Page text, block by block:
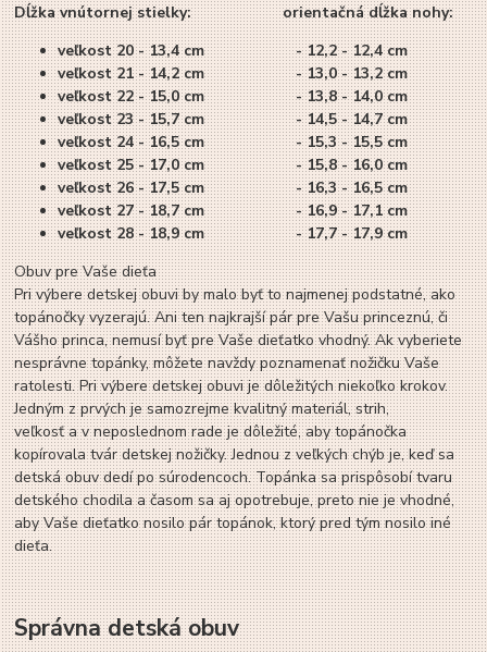
Dĺžka vnútornej stielky: orientačná dĺžka nohy:
veľkost 20 - 13,4 cm - 12,2 - 12,4 cm
veľkost 21 - 14,2 cm - 13,0 - 13,2 cm
veľkost 22 - 15,0 cm - 13,8 - 14,0 cm
veľkost 23 - 15,7 cm - 14,5 - 14,7 cm
veľkost 24 - 16,5 cm - 15,3 - 15,5 cm
veľkost 25 - 17,0 cm - 15,8 - 16,0 cm
veľkost 26 - 17,5 cm - 16,3 - 16,5 cm
veľkost 27 - 18,7 cm - 16,9 - 17,1 cm
veľkost 28 - 18,9 cm - 17,7 - 17,9 cm
Obuv pre Vaše dieťa
Pri výbere detskej obuvi by malo byť to najmenej podstatné, ako
topánočky vyzerajú. Ani ten najkrajší pár pre Vašu princeznú, či
Vášho princa, nemusí byť pre Vaše dieťatko vhodný. Ak vyberiete
nesprávne topánky, môžete navždy poznamenať nožičku Vaše
ratolesti. Pri výbere detskej obuvi je dôležitých niekoľko krokov.
Jedným z prvých je samozrejme kvalitný materiál, strih,
veľkosť a v neposlednom rade je dôležité, aby topánočka
kopírovala tvár detskej nožičky. Jednou z veľkých chýb je, keď sa
detská obuv dedí po súrodencoch. Topánka sa prispôsobí tvaru
detského chodila a časom sa aj opotrebuje, preto nie je vhodné,
aby Vaše dieťatko nosilo pár topánok, ktorý pred tým nosilo iné
dieťa.
Správna detská obuv